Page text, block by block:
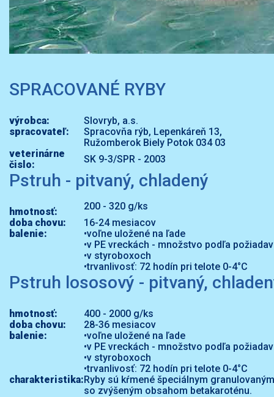
SPRACOVANÉ RYBY
výrobca:
Slovryb, a.s.
spracovateľ:
Spracovňa rýb, Lepenkáreň 13,
Ružomberok Biely Potok 034 03
veterinárne
čislo:
SK 9-3/SPR - 2003
Pstruh - pitvaný, chladený
hmotnosť:
200 - 320 g/ks
doba chovu:
16-24 mesiacov
balenie:
•voľne uložené na ľade
•v PE vreckách - množstvo podľa
•v styroboxoch
•trvanlivosť: 72 hodín pri telote 0-4°C
Pstruh lososový - pitvaný,
hmotnosť:
400 - 2000 g/ks
doba chovu:
28-36 mesiacov
balenie:
•voľne uložené na ľade
•v PE vreckách - množstvo podľa
•v styroboxoch
•trvanlivosť: 72 hodín pri telote 0-4°C
charakteristika:Ryby sú kŕmené špeciálnym
so zvýšeným obsahom betakaroténu.